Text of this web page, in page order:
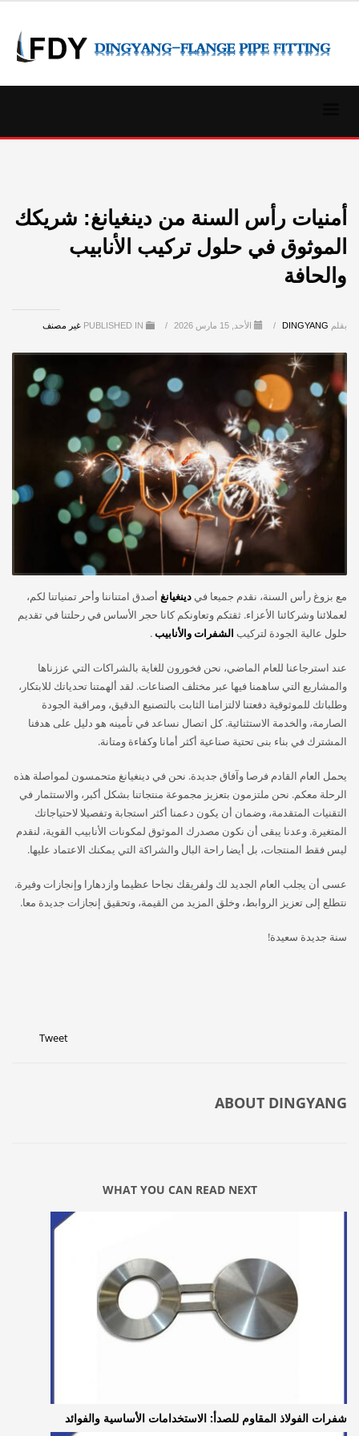
أمنيات رأس السنة من دينغيانغ: شريكك
الموثوق في حلول تركيب الأنابيب
والحافة
بقلم DINGYANG
/ الأحد, 15 مارس 2026 / غير مصنف
مع بزوغ رأس السنة، نقدم جميعا في دينغيانغ أصدق امتناننا وأحر تمنياتنا لكم،
لعملائنا وشركائنا الأعزاء. ثقتكم وتعاونكم كانا حجر الأساس في رحلتنا في تقديم
حلول عالية الجودة لتركيب الشفراتوالأنابيب.
عند استرجاعنا للعام الماضي، نحن فخورون للغاية بالشراكات التي عززناها
والمشاريع التي ساهمنا فيها عبر مختلف الصناعات. لقد ألهمتنا تحدياتك للابتكار،
وطلباتك للموثوقية دفعتنا لالتزامنا الثابت بالتصنيع الدقيق، ومراقبة الجودة
الصارمة، والخدمة الاستثنائية. كل اتصال نساعد في تأمينه هو دليل على هدفنا
المشترك في بناء بنى تحتية صناعية أكثر أمانا وكفاءة ومتانة.
يحمل العام القادم فرصا وآفاق جديدة. نحن في دينغيانغ متحمسون لمواصلة هذه
الرحلة معكم. نحن ملتزمون بتعزيز مجموعة منتجاتنا بشكل أكبر، والاستثمار في
التقنيات المتقدمة، وضمان أن يكون دعمنا أكثر استجابة وتفصيلا لاحتياجاتك
المتغيرة. وعدنا يبقى أن نكون مصدرك الموثوق لمكونات الأنابيب القوية، لنقدم
ليس فقط المنتجات، بل أيضا راحة البال والشراكة التي يمكنك الاعتماد عليها.
عسى أن يجلب العام الجديد لك ولفريقك نجاحا عظيما وازدهارا وإنجازات وفيرة.
نتطلع إلى تعزيز الروابط، وخلق المزيد من القيمة، وتحقيق إنجازات جديدة معا.
سنة جديدة سعيدة!
Tweet
ABOUT DINGYANG
WHAT YOU CAN READ NEXT
شفرات الفولاذ المقاوم للصدأ: الاستخدامات الأساسية والفوائد